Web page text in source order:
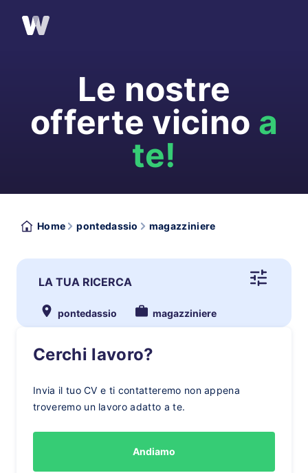
Le nostre
offerte vicino a
te!
Home pontedassio magazziniere
LA TUA RICERCA
pontedassio magazziniere
Cerchi lavoro?
Invia il tuo CV e ti contatteremo non appena
troveremo un lavoro adatto a te.
Andiamo